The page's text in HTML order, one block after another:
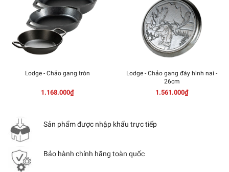
Lodge - Chảo gang tròn
1.168.000₫
Lodge - Chảo gang đáy hình nai -
26cm
1.561.000₫
Sản phẩm được nhập khẩu trực tiếp
Bảo hành chính hãng toàn quốc